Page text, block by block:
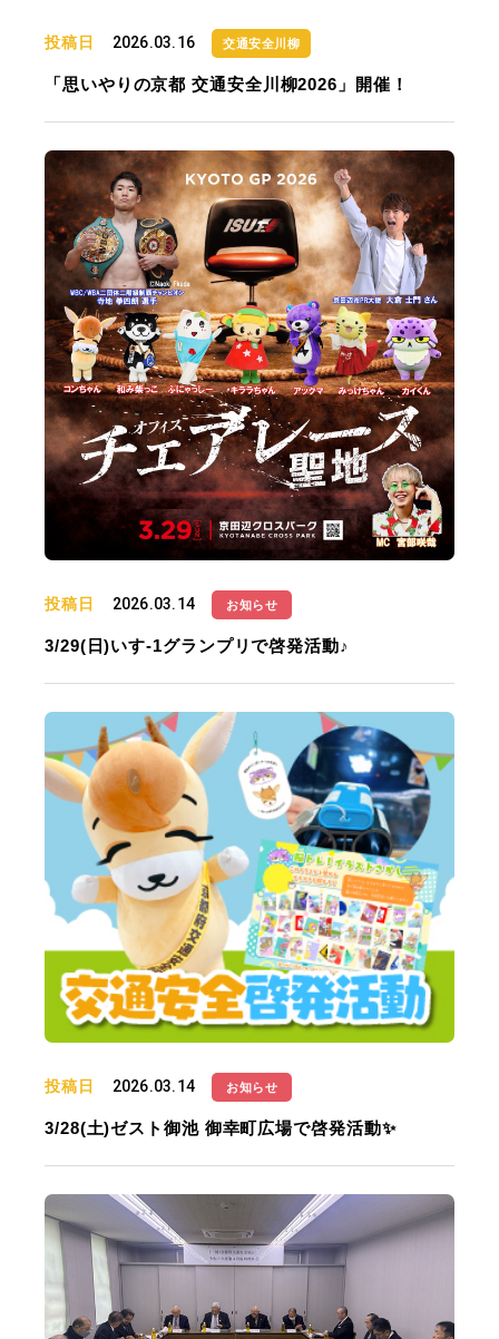
投稿日 2026.03.16 交通安全川柳
「思いやりの京都 交通安全川柳2026」開催！
投稿日 2026.03.14 お知らせ
3/29(日)いす-1グランプリで啓発活動♪
投稿日 2026.03.14 お知らせ
3/28(土)ゼスト御池 御幸町広場で啓発活動✨